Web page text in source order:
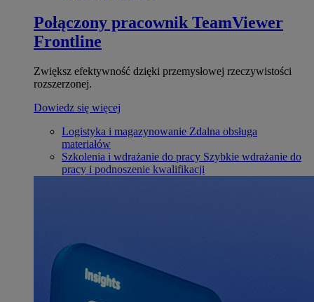
Połączony pracownik TeamViewer
Frontline
Zwiększ efektywność dzięki przemysłowej rzeczywistości
rozszerzonej.
Dowiedz się więcej
Logistyka i magazynowanie Zdalna obsługa
materiałów
Szkolenia i wdrażanie do pracy Szybkie wdrażanie do
pracy i podnoszenie kwalifikacji